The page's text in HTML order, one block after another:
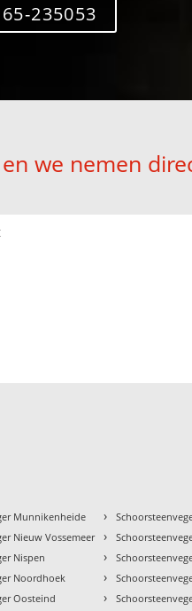
235053
we nemen
Munnikenheide
Nieuw Vossemeer
Nispen
Noordhoek
Oosteind
›
›
›
›
›